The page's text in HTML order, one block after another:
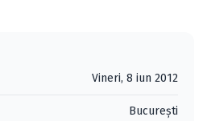
Vineri, 8 iun 2012
Bucureşti